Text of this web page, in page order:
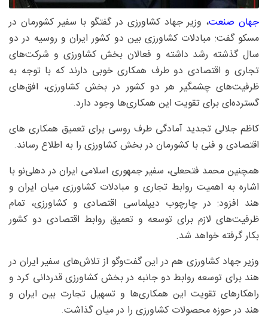
جهان صنعت، وزیر جهاد کشاورزی در گفتگو با سفیر کشورمان در
مسکو گفت: مبادلات کشاورزی بین دو کشور ایران و روسیه در دو
سال گذشته رشد داشته و فعالان بخش کشاورزی و شرکت‌های
تجاری و اقتصادی دو طرف همکاری خوبی دارند که با توجه به
ظرفیت‌های چشمگیر هر دو کشور در بخش کشاورزی، افق‌های
گسترده‌ای برای تقویت این همکاری‌ها وجود دارد.
کاظم جلالی تجدید آمادگی طرف روسی برای تعمیق همکاری های
اقتصادی و فنی با کشورمان در بخش کشاورزی را به اطلاع رساند.
همچنین محمد فتحعلی، سفیر جمهوری اسلامی ایران در دهلی‌نو با
اشاره به اهمیت روابط تجاری و مبادلات کشاورزی میان ایران و
هند افزود: در چارچوب دیپلماسی اقتصادی و کشاورزی، تمام
ظرفیت‌های لازم برای توسعه و تعمیق روابط اقتصادی دو کشور
بکار گرفته خواهد شد.
وزیر جهاد کشاورزی هم در این گفت‌وگو از تلاش‌های سفیر ایران در
هند برای توسعه روابط دو جانبه در بخش کشاورزی قدردانی کرد و
راهکارهای تقویت این همکاری‌ها و تسهیل تجارت بین ایران و
هند در حوزه محصولات کشاورزی را در میان گذاشت.